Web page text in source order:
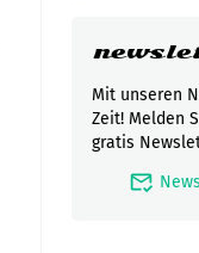
Mit unseren
Zeit! Melden
gratis
mark_email_read